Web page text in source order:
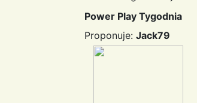
Power Play Tygodnia
Proponuje: Jack79